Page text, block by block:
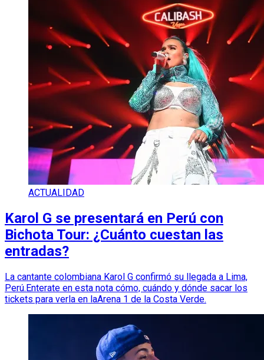
ACTUALIDAD
Karol G se presentará en Perú con
Bichota Tour: ¿Cuánto cuestan las
entradas?
La cantante colombiana Karol G confirmó su llegada a Lima,
Perú.Enterate en esta nota cómo, cuándo y dónde sacar los
tickets para verla en laArena 1 de la Costa Verde.